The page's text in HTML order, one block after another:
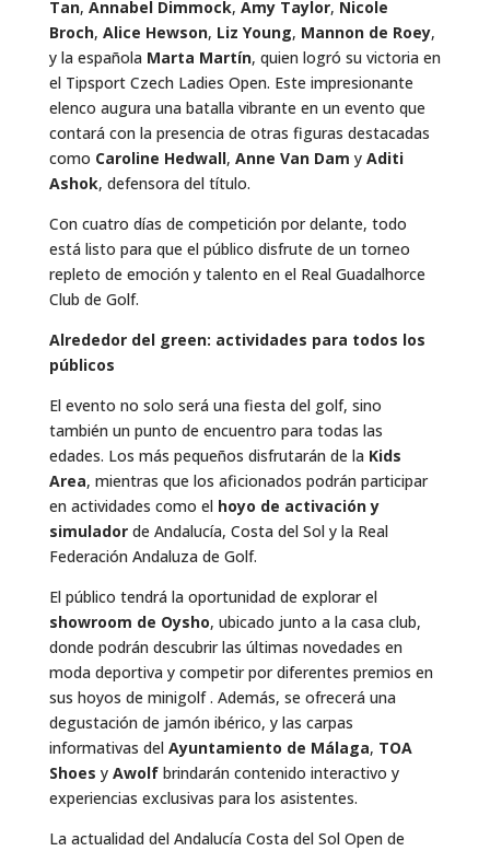
Tan, Annabel Dimmock, Amy Taylor, Nicole
Broch, Alice Hewson, Liz Young, Mannon de Roey,
y la española Marta Martín, quien logró su victoria en
el Tipsport Czech Ladies Open. Este impresionante
elenco augura una batalla vibrante en un evento que
contará con la presencia de otras figuras destacadas
como Caroline Hedwall, Anne Van Dam y Aditi
Ashok, defensora del título.
Con cuatro días de competición por delante, todo
está listo para que el público disfrute de un torneo
repleto de emoción y talento en el Real Guadalhorce
Club de Golf.
Alrededor del green: actividades para todos los
públicos
El evento no solo será una fiesta del golf, sino
también un punto de encuentro para todas las
edades. Los más pequeños disfrutarán de la Kids
Area, mientras que los aficionados podrán participar
en actividades como el hoyo de activación y
simulador de Andalucía, Costa del Sol y la Real
Federación Andaluza de Golf.
El público tendrá la oportunidad de explorar el
showroom de Oysho, ubicado junto a la casa club,
donde podrán descubrir las últimas novedades en
moda deportiva y competir por diferentes premios en
sus hoyos de minigolf . Además, se ofrecerá una
degustación de jamón ibérico, y las carpas
informativas del Ayuntamiento de Málaga, TOA
Shoes y Awolfbrindarán contenido interactivo y
experiencias exclusivas para los asistentes.
La actualidad del Andalucía Costa del Sol Open de